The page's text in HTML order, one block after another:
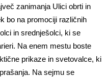
zanimanja Ulici obrti in
bo na promociji različnih
in srednješolci, ki se
Na enem mestu boste
prikaze in svetovalce, ki
Na sejmu se